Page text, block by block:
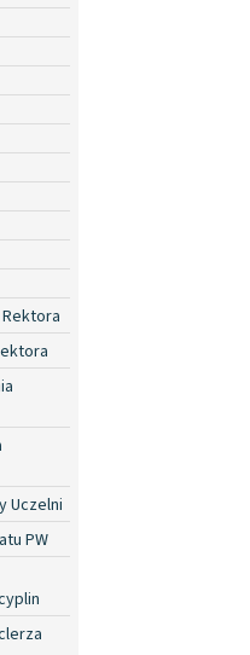
Uczelni
PW